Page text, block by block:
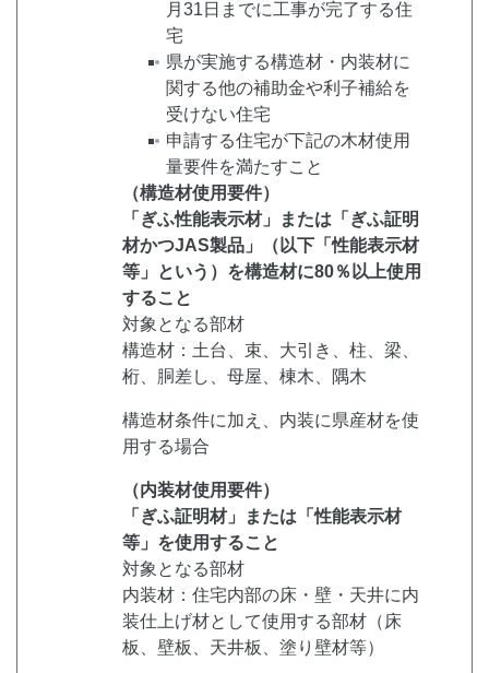
月31日までに工事が完了する住
宅
県が実施する構造材・内装材に
関する他の補助金や利子補給を
受けない住宅
申請する住宅が下記の木材使用
量要件を満たすこと
（構造材使用要件）
「ぎふ性能表示材」または「ぎふ証明
材かつJAS製品」（以下「性能表示材
等」という）を構造材に80％以上使用
すること
対象となる部材
構造材：土台、束、大引き、柱、梁、
桁、胴差し、母屋、棟木、隅木
構造材条件に加え、内装に県産材を使
用する場合
（内装材使用要件）
「ぎふ証明材」または「性能表示材
等」を使用すること
対象となる部材​
内装材：住宅内部の床・壁・天井に内
装仕上げ材として使用する部材（床
板、壁板、天井板、塗り壁材等​）